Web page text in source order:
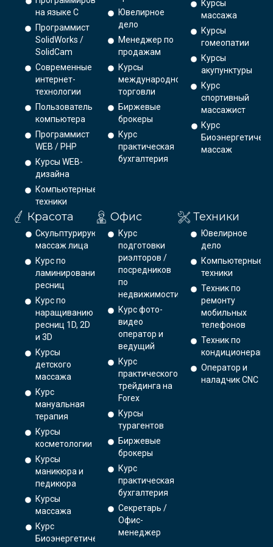
на языке С
Программист
SolidWorks /
SolidCam
Современные
интернет-
технологии
Пользователь
компьютера
Программист
WEB / PHP
Курсы WEB-
дизайна
Компьютерные
техники
Ювелирное
дело
Менеджер по
продажам
Курсы
международной
торговли
Биржевые
брокеры
Курс
практическая
бухгалтерия
Курсы
массажа
Курсы
гомеопатии
Курсы
акупунктуры
Курс
спортивный
массажист
Курс
массаж
Красота
Скульптурирующий
массаж лица
Курс по
ламинированию
ресниц
Курс по
наращиванию
ресниц 1D, 2D
и 3D
Курсы
детского
массажа
Курс
мануальная
терапия
Курсы
косметологии
Курсы
маникюра и
педикюра
Курсы
массажа
Курс
Биоэнергетический
Офис
Курс
подготовки
риэлторов /
посредников
по
недвижимости
Курс фото-
видео
оператор и
ведущий
Курс
практического
трейдинга на
Forex
Курсы
турагентов
Биржевые
брокеры
Курс
практическая
бухгалтерия
Секретарь /
Офис-
менеджер
Техники
Ювелирное
дело
Компьютерные
техники
Техник по
ремонту
мобильных
телефонов
Техник по
кондиционерам
Оператор и
наладчик CNC